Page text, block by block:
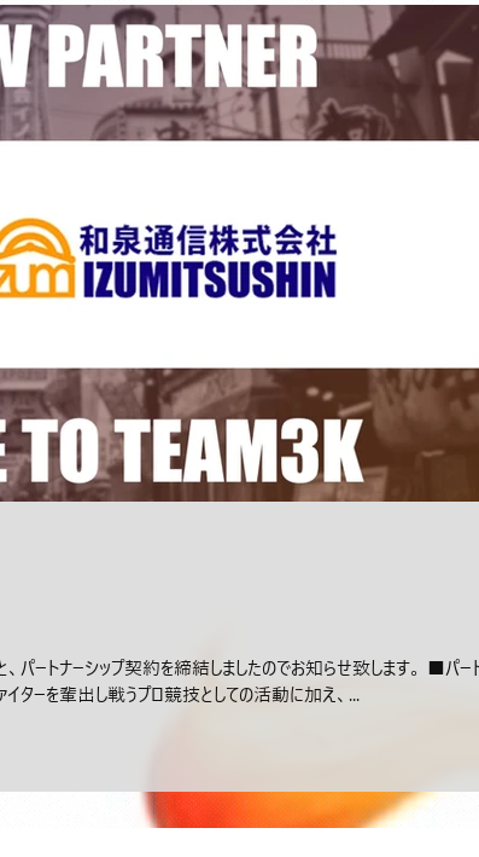
ナーシップ契約を締結しましたのでお知らせ致します。 ■パート
イターを輩出し戦うプロ競技としての活動に加え、...